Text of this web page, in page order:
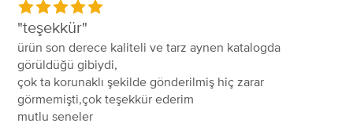
teşekkür
ürün son derece kaliteli ve tarz aynen katalogda
görüldüğü gibiydi,
çok ta korunaklı şekilde gönderilmiş hiç zarar
görmemişti,çok teşekkür ederim
mutlu seneler